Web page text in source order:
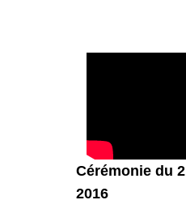
Cérémonie du
2016